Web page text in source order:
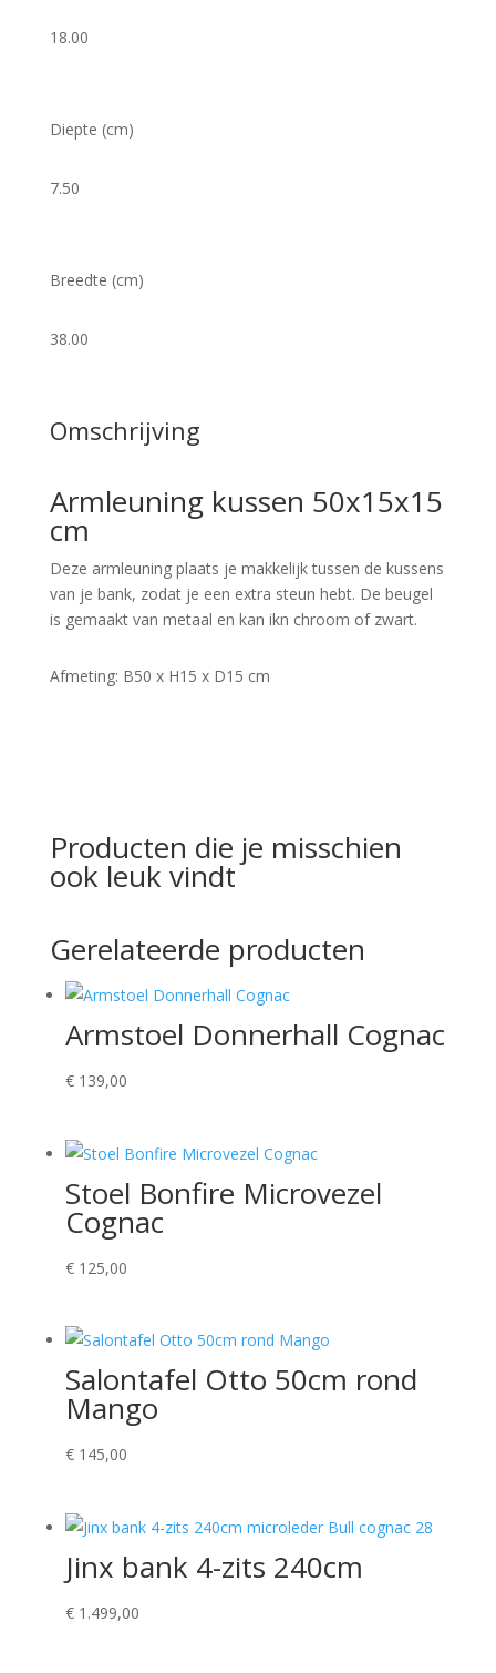
18.00
Diepte (cm)
7.50
Breedte (cm)
38.00
Omschrijving
Armleuning kussen 50x15x15
cm
Deze armleuning plaats je makkelijk tussen de kussens
van je bank, zodat je een extra steun hebt. De beugel
is gemaakt van metaal en kan ikn chroom of zwart.
Afmeting: B50 x H15 x D15 cm
Producten die je misschien
ook leuk vindt
Gerelateerde producten
Armstoel Donnerhall Cognac
€139,00
Stoel Bonfire Microvezel
Cognac
€125,00
Salontafel Otto 50cm rond
Mango
€145,00
Jinx bank 4-zits 240cm
€1.499,00